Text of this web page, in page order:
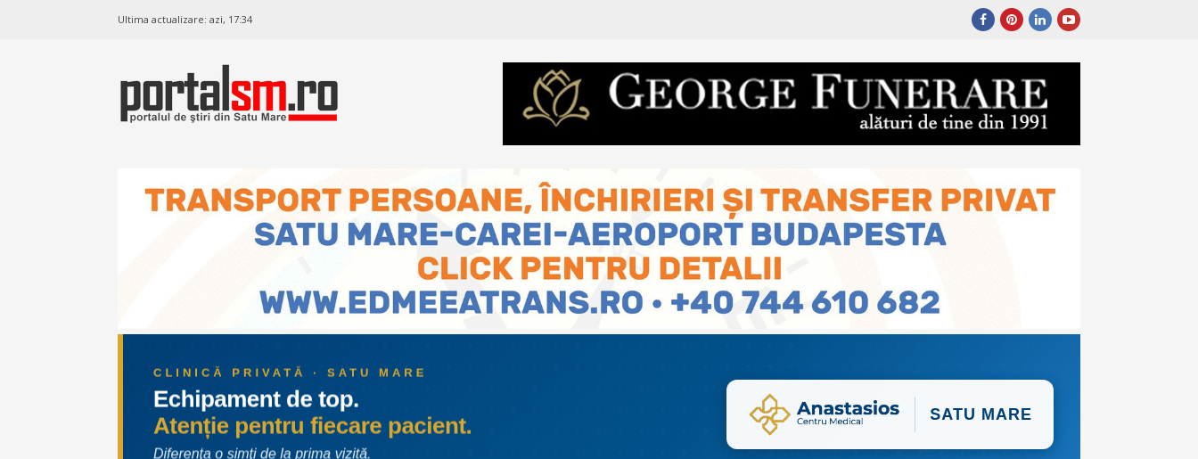
Ultima actualizare: azi, 17:34